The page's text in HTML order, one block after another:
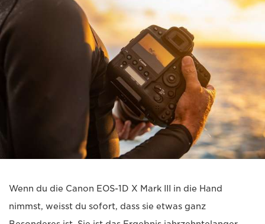
Wenn du die Canon EOS-1D X Mark III in die Hand
nimmst, weisst du sofort, dass sie etwas ganz